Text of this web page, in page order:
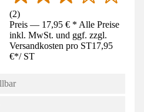
(2)
Preis — 17,95 € * Alle Preise
inkl. MwSt. und ggf. zzgl.
Versandkosten pro ST17,95
€*/ ST